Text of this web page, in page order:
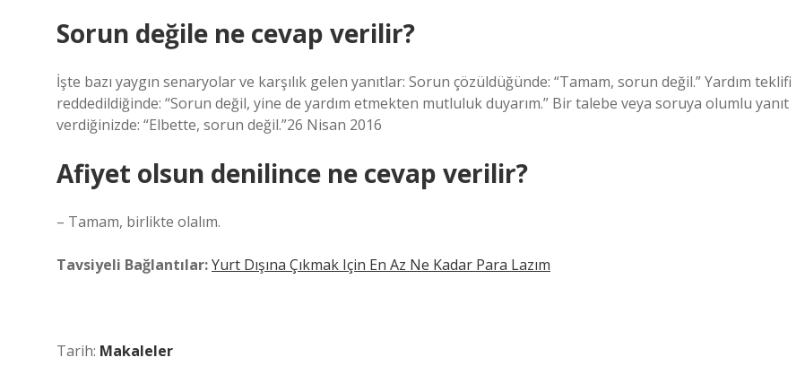
Sorun değile ne cevap verilir?
İşte bazı yaygın senaryolar ve karşılık gelen yanıtlar: Sorun çözüldüğünde: “Tamam, sorun değil.” Yardım teklifi
reddedildiğinde: “Sorun değil, yine de yardım etmekten mutluluk duyarım.” Bir talebe veya soruya olumlu yanıt
verdiğinizde: “Elbette, sorun değil.”26 Nisan 2016
Afiyet olsun denilince ne cevap verilir?
– Tamam, birlikte olalım.
Tavsiyeli Bağlantılar:Yurt Dışına Çıkmak Için En Az Ne Kadar Para Lazım
Tarih: Makaleler